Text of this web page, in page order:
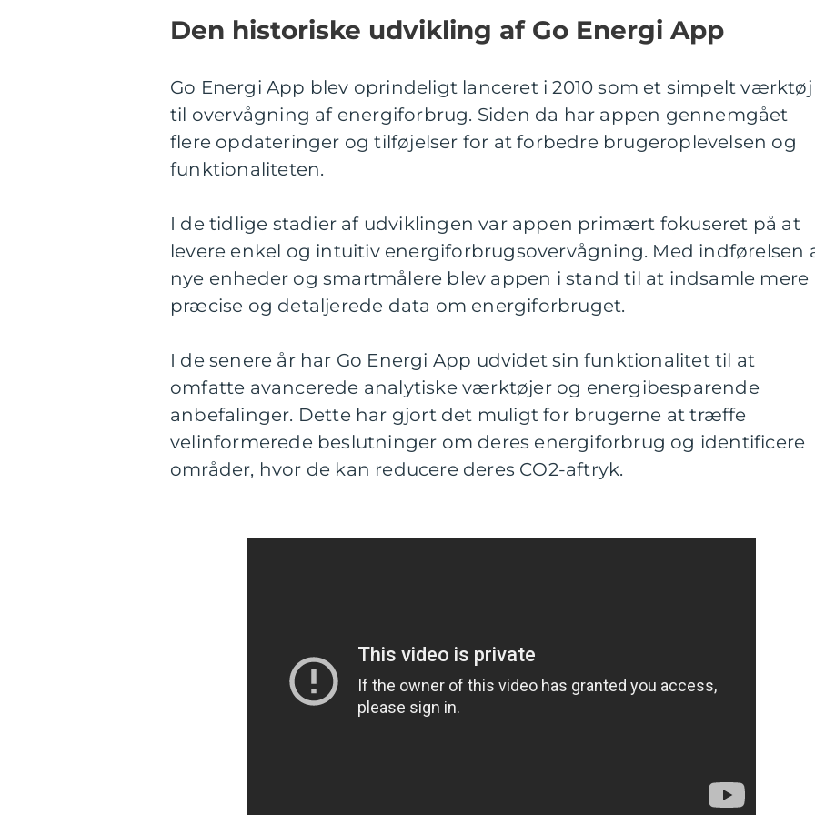
Den historiske udvikling af Go Energi App
Go Energi App blev oprindeligt lanceret i 2010 som et simpelt værktøj
til overvågning af energiforbrug. Siden da har appen gennemgået
flere opdateringer og tilføjelser for at forbedre brugeroplevelsen og
funktionaliteten.
I de tidlige stadier af udviklingen var appen primært fokuseret på at
levere enkel og intuitiv energiforbrugsovervågning. Med indførelsen
nye enheder og smartmålere blev appen i stand til at indsamle mere
præcise og detaljerede data om energiforbruget.
I de senere år har Go Energi App udvidet sin funktionalitet til at
omfatte avancerede analytiske værktøjer og energibesparende
anbefalinger. Dette har gjort det muligt for brugerne at træffe
velinformerede beslutninger om deres energiforbrug og identificere
områder, hvor de kan reducere deres CO2-aftryk.